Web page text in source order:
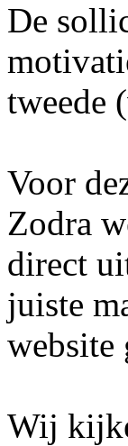
De
tweede
Voor
Zodra
direct
juiste
website
Wij